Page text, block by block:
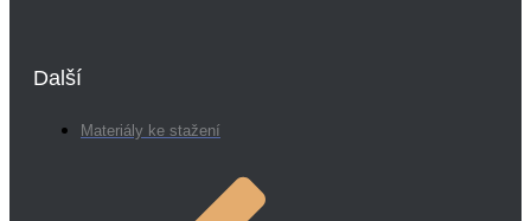
Další
Materiály ke stažení